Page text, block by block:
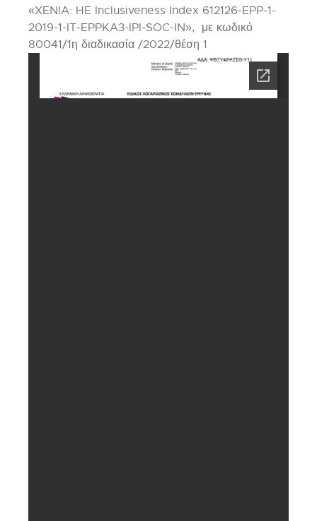
«XENIA: HE Inclusiveness Index 612126-EPP-1-
2019-1-IT-EPPKA3-IPI-SOC-IN», με κωδικό
80041/1η διαδικασία /2022/θέση 1